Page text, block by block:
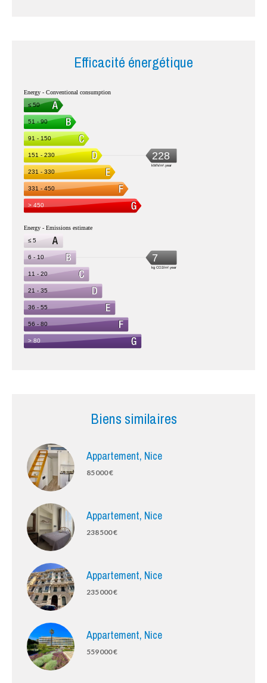
Efficacité énergétique
Biens similaires
Appartement, Nice
85 000 €
Appartement, Nice
238 500 €
Appartement, Nice
235 000 €
Appartement, Nice
559 000 €